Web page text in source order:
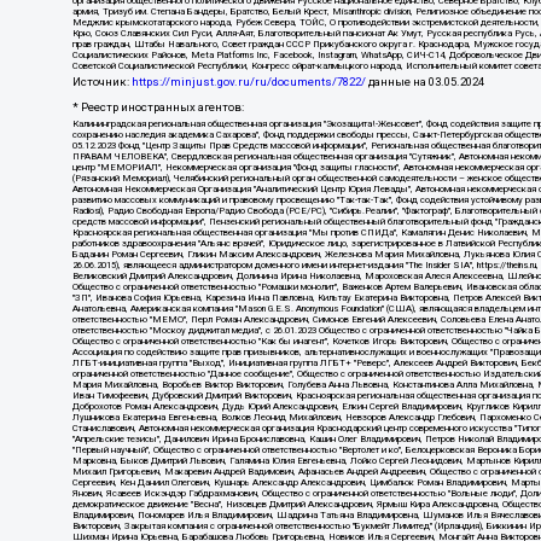
армия, Тризуб им. Степана Бандеры, Братство, Белый Крест, Misanthropic division, Религиозное объединение
Меджлис крымскотатарского народа, Рубеж Севера, ТОЙС, О противодействии экстремистской
Крю, Союз Славянских Сил Руси, Алля-Аят, Благотворительный пансионат Ак Умут, Русская республика
прав граждан, Штабы Навального, Совет граждан СССР Прикубанского округа г. Краснодара, Мужское
Социалистических Районов, Meta Platforms Inc, Facebook, Instagram, WhatsApp, СИЧ-С14, Добровольческое
Советской Социалистической Республики, Конгресс ойрат-калмыцкого народа, Исполнительный комитет
Источник: https://minjust.gov.ru/ru/documents/7822/данные на 03.05.2024
* Реестр иностранных агентов:
Калининградская региональная общественная организация "Экозащита!-Женсовет", Фонд содействия защите прав и свобод граждан "Общественный вердикт", Фонд "Институт Развития Свободы Информации", Частное учреждение "Информационное агентство МЕМО. РУ", Региональная общественная организация "Общественная комиссия по сохранению наследия академика Сахарова", Фонд поддержки свободы прессы, Санкт-Петербургская общественная правозащитная организация "Гражданский контроль", Межрегиональная общественная организация "Информационно-просветительский центр "Мемориал", Региональный Фонд "Центр Защиты Прав Средств Массовой Информации", с 05.12.2023 Фонд "Центр Защиты Прав Средств массовой информации", Региональная общественная благотворительная организация помощи беженцам и мигрантам "Гражданское содействие", Негосударственное образовательное учреждение дополнительного профессионального образования (повышение квалификации) специалистов "АКАДЕМИЯ ПО ПРАВАМ ЧЕЛОВЕКА", Свердловская региональная общественная организация "Сутяжник", Автономная некоммерческая организация "Центр независимых социологических исследований", Союз общественных объединений "Российский исследовательский центр по правам человека", Региональное общественное учреждение научно-информационный центр "МЕМОРИАЛ", Некоммерческая организация "Фонд защиты гласности", Автономная некоммерческая организация "Институт прав человека", Городская общественная организация "Екатеринбургское общество "МЕМОРИАЛ", Городская общественная организация "Рязанское историко-просветительское и правозащитное общество "Мемориал" (Рязанский Мемориал), Челябинский региональный орган общественной самодеятельности – женское общественное объединение "Женщины Евразии", Челябинский региональный орган общественной самодеятельности "Уральская правозащитная группа", Фонд содействия защите здоровья и социальной справедливости имени Андрея Рылькова, Автономная Некоммерческая Организация "Аналитический Центр Юрия Левады", Автономная некоммерческая организация социальной поддержки населения "Проект Апрель", Региональная общественная организация помощи женщинам и детям, находящимся в кризисной ситуации "Информационно-методический центр "Анна", Фонд содействия развитию массовых коммуникаций и правовому просвещению "Так-так-Так", Фонд содействия устойчивому развитию "Серебряная тайга", Свердловский региональный общественный фонд социальных проектов "Новое время", "Idel.Реалии", Кавказ.Реалии, Крым.Реалии, Телеканал Настоящее Время, Татаро-башкирская служба Радио Свобода (Azatliq Radiosi), Радио Свободная Европа/Радио Свобода (PCE/PC), "Сибирь.Реалии", "Фактограф", Благотворительный фонд помощи осужденным и их семьям, Автономная некоммерческая организация "Институт глобализации и социальных движений", Фонд "В защиту прав заключенных", Частное учреждение "Центр поддержки и содействия развитию средств массовой информации", Пензенский региональный общественный благотворительный фонд "Гражданский союз", "Север.Реалии", Некоммерческая организация Фонд "Правовая инициатива", Общество с ограниченной ответственностью "Радио Свободная Европа/Радио Свобода", Чешское информационное агентство "MEDIUM-ORIENT",